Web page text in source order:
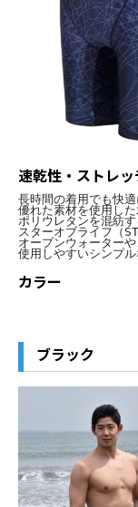
速乾性・ストレ
長時間の着用でも快
優れた素材を使用し
ポリウレタンを混紡
スターオブライフ（
オープンウォーター
使用しやすいシンプ
カラー
ブラック